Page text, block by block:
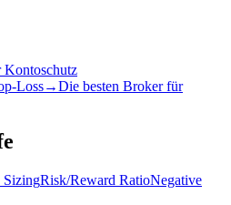
Kontoschutz
Loss→Die besten Broker für
SizingRisk/Reward RatioNegative